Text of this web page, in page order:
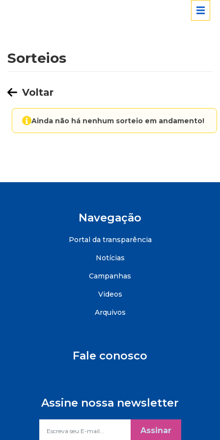
Sorteios
Voltar
Ainda não há nenhum sorteio em andamento!
Navegação
Portal da transparência
Notícias
Campanhas
Videos
Arquivos
Fale conosco
Assine nossa newsletter
Assinar